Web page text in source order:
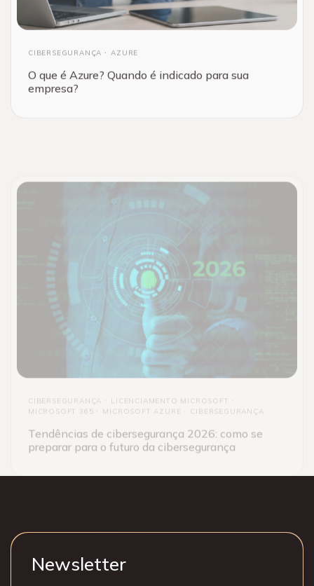
CIBERSEGURANÇA AZURE
O que é Azure? Quando é indicado para sua
empresa?
CIBERSEGURANÇA
LICENCIAMENTO MICROSOFT
MICROSOFT 365
MICROSOFT AZURE CIBERSEGURANÇA
Tendências de cibersegurança 2026: como se
preparar para o futuro da cibersegurança
Newsletter